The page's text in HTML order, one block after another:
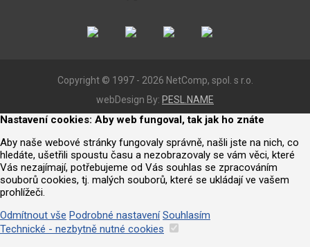
Copyright © 1997 - 2026 NetComp, spol. s r.o.
webDesign By: PESL.NAME
Nastavení cookies: Aby web fungoval, tak jak ho znáte
Aby naše webové stránky fungovaly správně, našli jste na nich, co
hledáte, ušetřili spoustu času a nezobrazovaly se vám věci, které
Vás nezajímají, potřebujeme od Vás souhlas se zpracováním
souborů cookies, tj. malých souborů, které se ukládají ve vašem
prohlížeči.
Odmítnout vše Podrobné nastavení Souhlasím
Technické - nezbytně nutné cookies